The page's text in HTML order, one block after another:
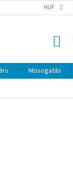
HUF
Mosogatás